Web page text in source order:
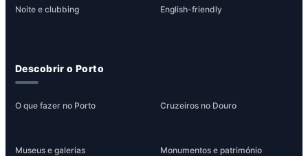
Noite e clubbing English-friendly
Descobrir o Porto
O que fazer no Porto Cruzeiros no Douro
Museus e galerias Monumentos e património